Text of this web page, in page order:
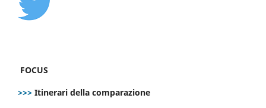
FOCUS
>>> Itinerari della comparazione